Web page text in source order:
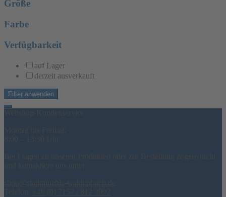
Größe
Farbe
Verfügbarkeit
auf Lager
derzeit ausverkauft
Filter anwenden